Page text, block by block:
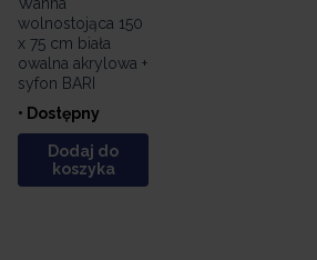
wolnostojąca 150
x 75 cm biała
owalna akrylowa +
syfon BARI
• Dostępny
Dodaj do
koszyka